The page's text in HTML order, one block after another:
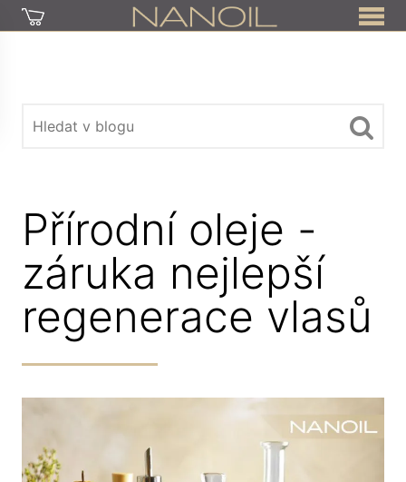
Přírodní oleje -
záruka nejlepší
regenerace vlasů